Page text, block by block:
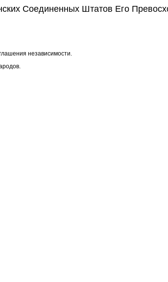
Соединенных Штатов Его
независимости.